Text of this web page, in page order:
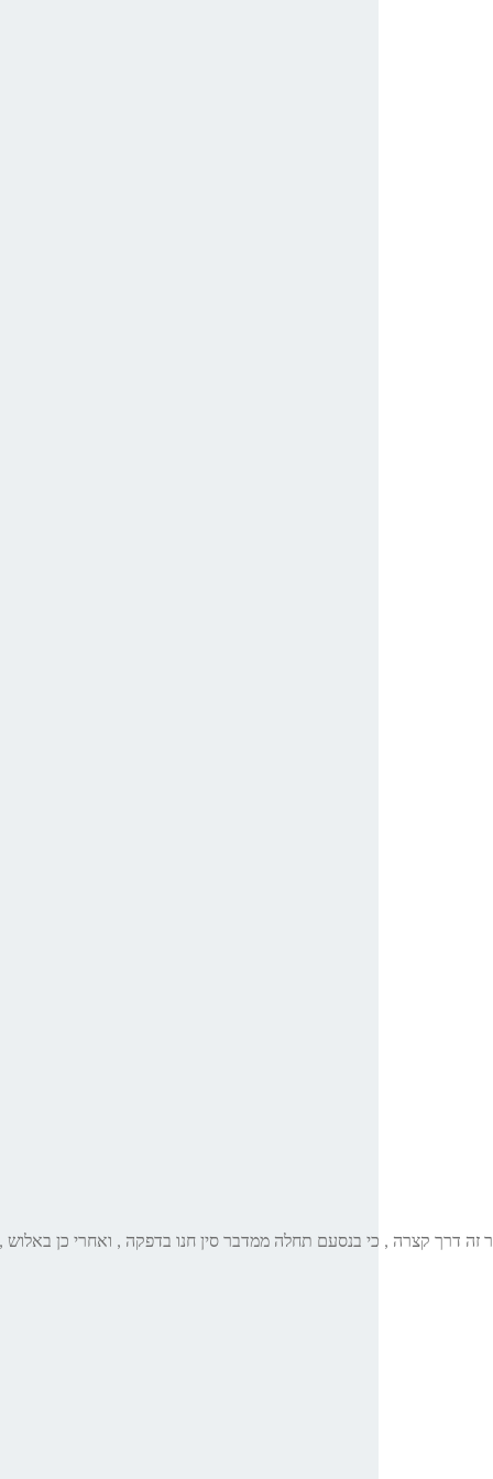
דרך קצרה , כי בנסעם תחלה ממדבר סין חנו בדפקה , ואחרי כן באלוש